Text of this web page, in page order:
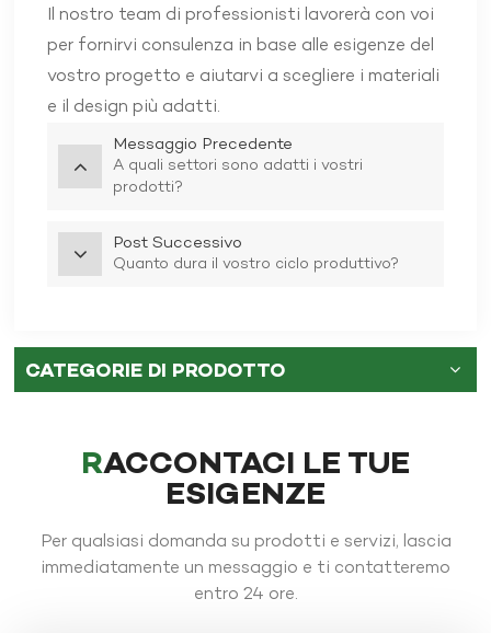
Il nostro team di professionisti lavorerà con voi
per fornirvi consulenza in base alle esigenze del
vostro progetto e aiutarvi a scegliere i materiali
e il design più adatti.
Messaggio Precedente
A quali settori sono adatti i vostri
prodotti?
Post Successivo
Quanto dura il vostro ciclo produttivo?
CATEGORIE DI PRODOTTO
RACCONTACI LE TUE
ESIGENZE
Per qualsiasi domanda su prodotti e servizi, lascia
immediatamente un messaggio e ti contatteremo
entro 24 ore.